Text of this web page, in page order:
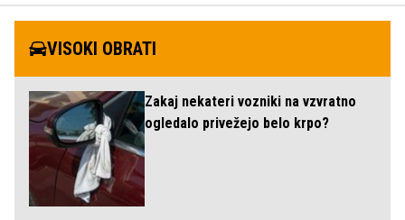
VISOKI OBRATI
Zakaj nekateri vozniki na vzvratno
ogledalo privežejo belo krpo?